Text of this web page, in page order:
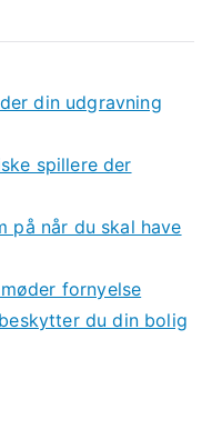
din udgravning
spillere der
når du skal have
fornyelse
du din bolig